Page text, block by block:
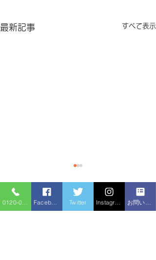
最新記事 すべて表示
コメント Twitter